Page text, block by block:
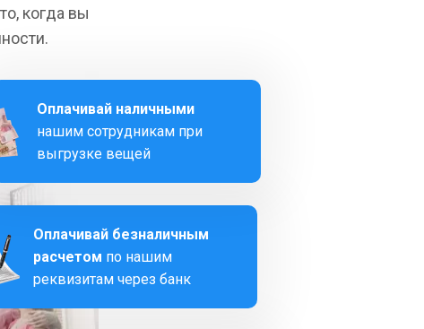
когда вы
Оплачивай безналичным
расчетом по нашим
реквизитам через банк
Оплачивай наличными
нашим сотрудникам при
выгрузке вещей